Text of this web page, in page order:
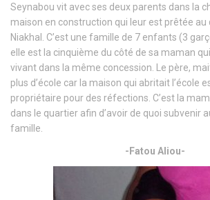
Seynabou vit avec ses deux parents dans la
maison en construction qui leur est prêtée au
Niakhal. C’est une famille de 7 enfants (3
elle est la cinquième du côté de sa maman
vivant dans la même concession. Le père,
plus d’école car la maison qui abritait l’école
propriétaire pour des réfections. C’est la
dans le quartier afin d’avoir de quoi subvenir
famille.
-Fatou Aliou-